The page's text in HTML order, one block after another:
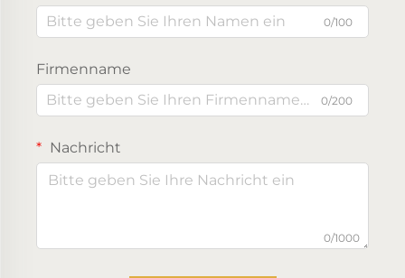
0/100
Firmenname
0/200
Nachricht
0/1000